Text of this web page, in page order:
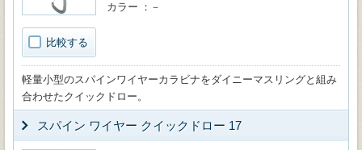
比較する
カラー
－
軽量小型のスパインワイヤーカラビナをダイニーマスリングと組み
合わせたクイックドロー。
スパイン ワイヤー クイックドロー 17